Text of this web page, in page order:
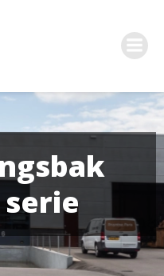
serie